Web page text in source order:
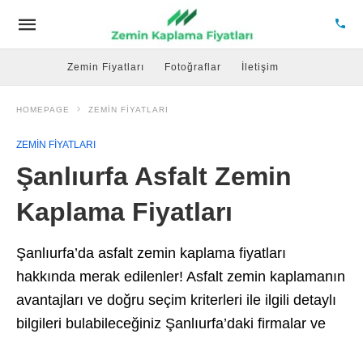
Zemin Fiyatları Fotoğraflar İletişim
HOMEPAGE ZEMIN FIYATLARI
ZEMIN FIYATLARI
Şanlıurfa Asfalt Zemin
Kaplama Fiyatları
Şanlıurfa’da asfalt zemin kaplama fiyatları
hakkında merak edilenler! Asfalt zemin kaplamanın
avantajları ve doğru seçim kriterleri ile ilgili detaylı
bilgileri bulabileceğiniz Şanlıurfa’daki firmalar ve